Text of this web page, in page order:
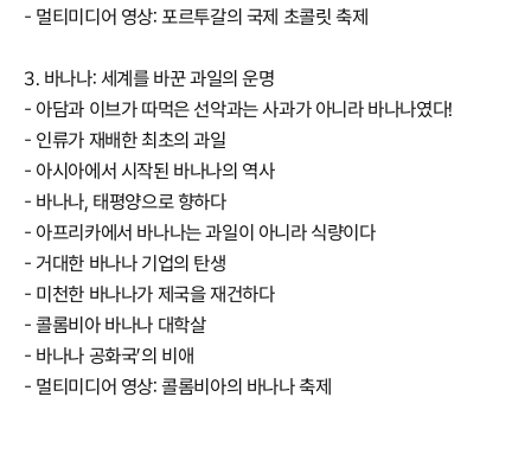
- 멀티미디어 영상: 포르투갈의 국제 초콜릿 축제
3. 바나나: 세계를 바꾼 과일의 운명
- 아담과 이브가 따먹은 선악과는 사과가 아니라 바나나였다!
- 인류가 재배한 최초의 과일
- 아시아에서 시작된 바나나의 역사
- 바나나, 태평양으로 향하다
- 아프리카에서 바나나는 과일이 아니라 식량이다
- 거대한 바나나 기업의 탄생
- 미천한 바나나가 제국을 재건하다
- 콜롬비아 바나나 대학살
- 바나나 공화국’의 비애
- 멀티미디어 영상: 콜롬비아의 바나나 축제